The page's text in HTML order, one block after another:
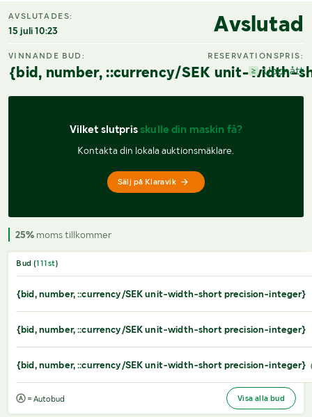
AVSLUTADES:
15 juli 10:23 Avslutad
VINNANDE BUD:
{bid, number, ::currency/SEK unit-width-
RESERVATIONSPRIS:
Uppnått
Vilket slutpris skulle din maskin få?
Kontakta din lokala auktionsmäklare.
Sälj på Klaravik
25% moms tillkommer
Bud (111st)
{bid, number, ::currency/SEK unit-width-short precision-integer}
{bid, number, ::currency/SEK unit-width-short precision-integer}
{bid, number, ::currency/SEK unit-width-short precision-integer}
= Autobud Visa alla bud